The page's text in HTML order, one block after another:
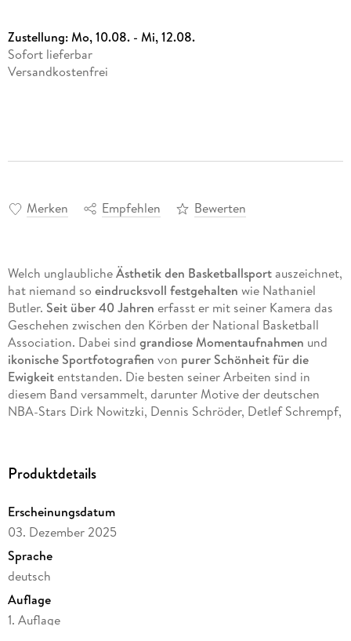
Zustellung:Mo, 10.08. - Mi, 12.08.
Sofort lieferbar
Versandkostenfrei
Merken Empfehlen Bewerten
Welch unglaublicheÄsthetik den Basketballsportauszeichnet,
hat niemand so eindrucksvoll festgehalten wie Nathaniel
Butler. Seit über 40 Jahren erfasst er mit seiner Kamera das
Geschehen zwischen den Körben der National Basketball
Association. Dabei sind grandiose Momentaufnahmen und
ikonische Sportfotografien von purer Schönheit für die
Ewigkeitentstanden. Die besten seiner Arbeiten sind in
diesem Band versammelt, darunter Motive der deutschen
NBA-Stars Dirk Nowitzki, Dennis Schröder, Detlef Schrempf,
präsentiert seine besten Fotos im
Viele
Aufnahmen der deutschen NBA-Stars:
Schröder, Schrempf und von den Wagner-Brüdern
Produktdetails
Erscheinungsdatum
03. Dezember 2025
Sprache
deutsch
Auflage
1. Auflage